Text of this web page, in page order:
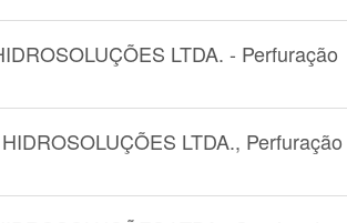
LTDA. - Perfuração
LTDA., Perfuração